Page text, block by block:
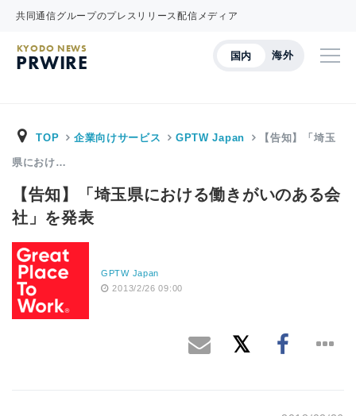
共同通信グループのプレスリリース配信メディア
国内 海外
KYODO NEWS
PRWIRE
TOP 企業向けサービス GPTW Japan 【告知】「埼玉
県におけ…
【告知】「埼玉県における働きがいのある会
社」を発表
GPTW Japan
2013/2/26 09:00